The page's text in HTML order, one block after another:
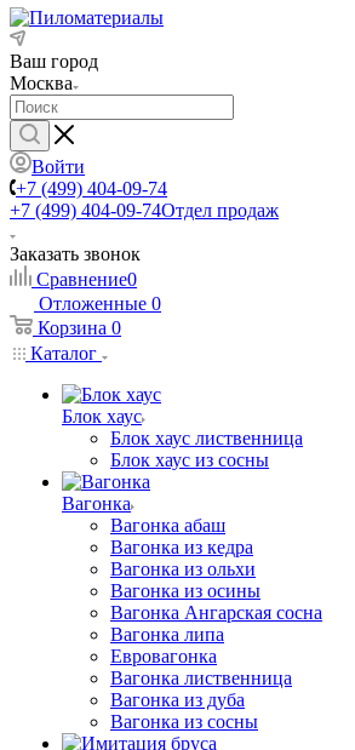
Ваш город
Москва
Войти
+7 (499) 404-09-74
+7 (499) 404-09-74Отдел продаж
Заказать звонок
Сравнение0
Отложенные 0
Корзина 0
Каталог
Блок хаус
Блок хаус лиственница
Блок хаус из сосны
Вагонка
Вагонка абаш
Вагонка из кедра
Вагонка из ольхи
Вагонка из осины
Вагонка Ангарская сосна
Вагонка липа
Евровагонка
Вагонка лиственница
Вагонка из дуба
Вагонка из сосны